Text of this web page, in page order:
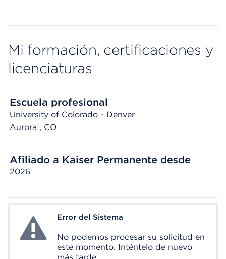
Mi formación, certificaciones y
licenciaturas
Escuela profesional
University of Colorado - Denver
Aurora , CO
Afiliado a Kaiser Permanente desde
2026
System ErrorError del Sistema
No podemos procesar su solicitud en
este momento. Inténtelo de nuevo